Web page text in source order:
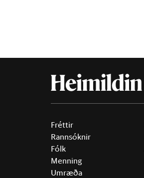
Fréttir
Rannsóknir
Fólk
Menning
Umræða